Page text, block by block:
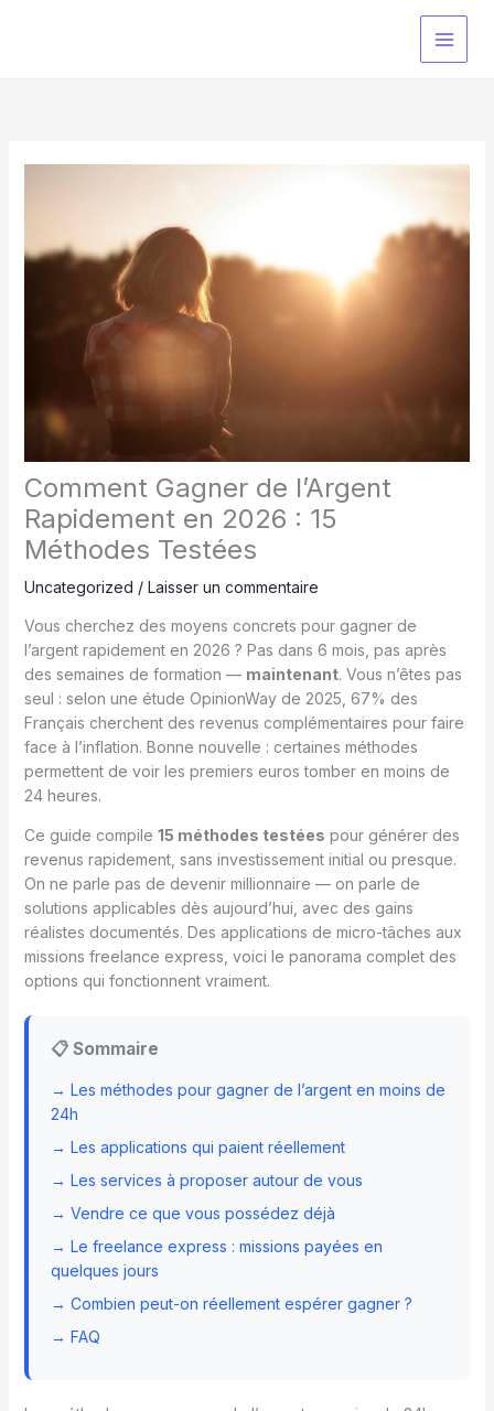
Comment Gagner de l’Argent
Rapidement en 2026 : 15
Méthodes Testées
Uncategorized / Laisser un commentaire
Vous cherchez des moyens concrets pour gagner de
l’argent rapidement en 2026 ? Pas dans 6 mois, pas après
des semaines de formation — maintenant. Vous n’êtes pas
seul : selon une étude OpinionWay de 2025, 67% des
Français cherchent des revenus complémentaires pour faire
face à l’inflation. Bonne nouvelle : certaines méthodes
permettent de voir les premiers euros tomber en moins de
24 heures.
Ce guide compile 15 méthodes testées pour générer des
revenus rapidement, sans investissement initial ou presque.
On ne parle pas de devenir millionnaire — on parle de
solutions applicables dès aujourd’hui, avec des gains
réalistes documentés. Des applications de micro-tâches aux
missions freelance express, voici le panorama complet des
options qui fonctionnent vraiment.
📋 Sommaire
→ Les méthodes pour gagner de l’argent en moins de
24h
→ Les applications qui paient réellement
→ Les services à proposer autour de vous
→ Vendre ce que vous possédez déjà
→ Le freelance express : missions payées en
quelques jours
→ Combien peut-on réellement espérer gagner ?
→ FAQ